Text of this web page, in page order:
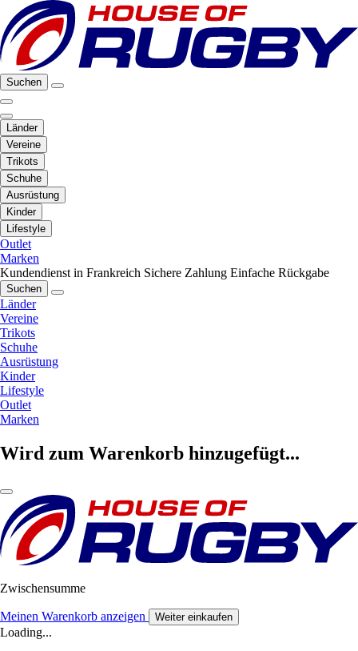
Suchen
Länder
Vereine
Trikots
Schuhe
Ausrüstung
Kinder
Lifestyle
Outlet
Marken
Kundendienst in Frankreich Sichere Zahlung Einfache Rückgabe
Suchen
Länder
Vereine
Trikots
Schuhe
Ausrüstung
Kinder
Lifestyle
Outlet
Marken
Wird zum Warenkorb hinzugefügt...
Zwischensumme
Meinen Warenkorb anzeigen Weiter einkaufen
Loading...